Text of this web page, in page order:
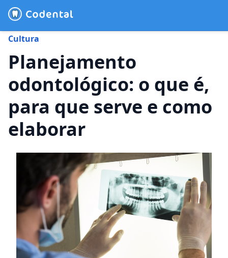
Blog
Recursos
Preço
Cultura
Planejamento
odontológico: o que é,
para que serve e como
elaborar